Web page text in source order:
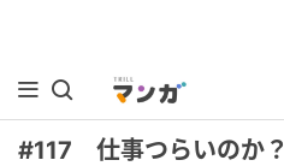
#117 仕事つらいのか？